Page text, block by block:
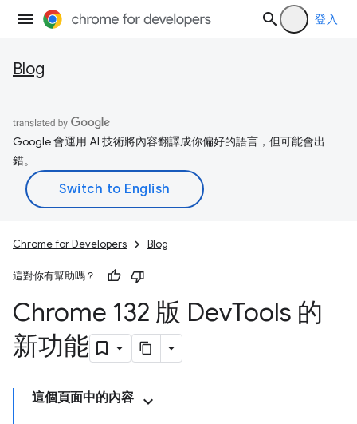
登入
Blog
Google 會運用 AI 技術將內容翻譯成你偏好的語言，但可能會出
錯。
Chrome for Developers Blog
這對你有幫助嗎？
Chrome 132 版 DevTools 的
新功能
這個頁面中的內容